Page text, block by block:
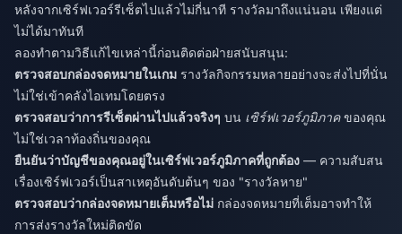
หลังจากเซิร์ฟเวอร์รีเซ็ตไปแล้วไม่กี่นาที รางวัลมาถึงแน่นอน เพียงแต่
ไม่ได้มาทันที
ลองทำตามวิธีแก้ไขเหล่านี้ก่อนติดต่อฝ่ายสนับสนุน:
ตรวจสอบกล่องจดหมายในเกม รางวัลกิจกรรมหลายอย่างจะส่งไปที่นั่น
ไม่ใช่เข้าคลังไอเทมโดยตรง
ตรวจสอบว่าการรีเซ็ตผ่านไปแล้วจริงๆ บน เซิร์ฟเวอร์ภูมิภาคของคุณ
ไม่ใช่เวลาท้องถิ่นของคุณ
ยืนยันว่าบัญชีของคุณอยู่ในเซิร์ฟเวอร์ภูมิภาคที่ถูกต้อง — ความสับสน
เรื่องเซิร์ฟเวอร์เป็นสาเหตุอันดับต้นๆ ของ "รางวัลหาย"
ตรวจสอบว่ากล่องจดหมายเต็มหรือไม่ กล่องจดหมายที่เต็มอาจทำให้
การส่งรางวัลใหม่ติดขัด